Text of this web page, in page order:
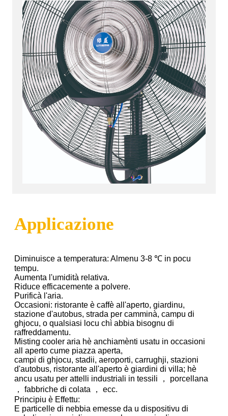
Applicazione
Diminuisce a temperatura: Almenu 3-8 ℃ in pocu
tempu.
Aumenta l'umidità relativa.
Riduce efficacemente a polvere.
Purificà l'aria.
Occasioni: ristorante è caffè all'aperto, giardinu,
stazione d'autobus, strada per camminà, campu di
ghjocu, o qualsiasi locu chì abbia bisognu di
raffreddamentu.
Misting cooler aria hè anchiamènti usatu in occasioni
all aperto cume piazza aperta,
campi di ghjocu, stadii, aeroporti, carrughji, stazioni
d'autobus, ristorante all'aperto è giardini di villa; hè
ancu usatu per attelli industriali in tessili ， porcellana
， fabbriche di colata ， ecc.
Principiu è Effettu:
E particelle di nebbia emesse da u dispositivu di